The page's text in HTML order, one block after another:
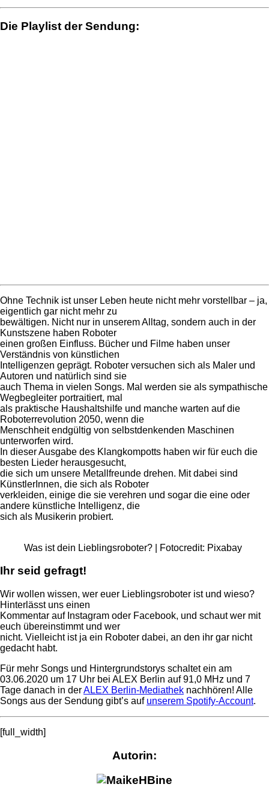
Die Playlist der Sendung:
Ohne Technik ist unser Leben heute nicht mehr vorstellbar – ja,
eigentlich gar nicht mehr zu
bewältigen. Nicht nur in unserem Alltag, sondern auch in der
Kunstszene haben Roboter
einen großen Einfluss. Bücher und Filme haben unser
Verständnis von künstlichen
Intelligenzen geprägt. Roboter versuchen sich als Maler und
Autoren und natürlich sind sie
auch Thema in vielen Songs. Mal werden sie als sympathische
Wegbegleiter portraitiert, mal
als praktische Haushaltshilfe und manche warten auf die
Roboterrevolution 2050, wenn die
Menschheit endgültig von selbstdenkenden Maschinen
unterworfen wird.
In dieser Ausgabe des Klangkompotts haben wir für euch die
besten Lieder herausgesucht,
die sich um unsere Metallfreunde drehen. Mit dabei sind
KünstlerInnen, die sich als Roboter
verkleiden, einige die sie verehren und sogar die eine oder
andere künstliche Intelligenz, die
sich als Musikerin probiert.
Was ist dein Lieblingsroboter? | Fotocredit: Pixabay
Ihr seid gefragt!
Wir wollen wissen, wer euer Lieblingsroboter ist und wieso?
Hinterlässt uns einen
Kommentar auf Instagram oder Facebook, und schaut wer mit
euch übereinstimmt und wer
nicht. Vielleicht ist ja ein Roboter dabei, an den ihr gar nicht
gedacht habt.
Für mehr Songs und Hintergrundstorys schaltet ein am
03.06.2020 um 17 Uhr bei ALEX Berlin auf 91,0 MHz und 7
Tage danach in derALEX Berlin-Mediathek nachhören! Alle
Songs aus der Sendung gibt’s auf unserem Spotify-Account.
[full_width]
Autorin:
Bine